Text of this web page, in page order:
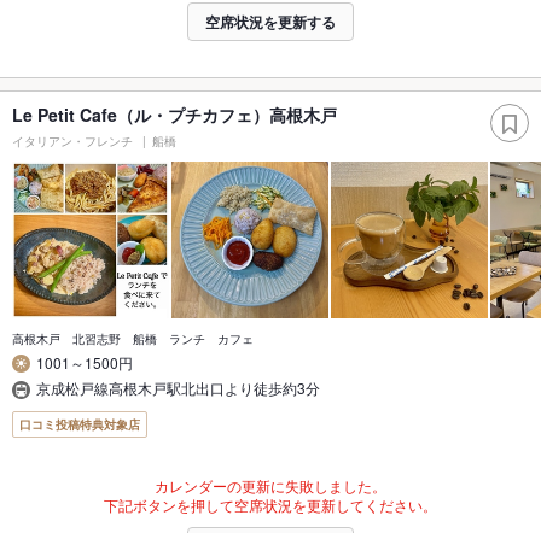
空席状況を更新する
Le Petit Cafe（ル・プチカフェ）高根木戸
イタリアン・フレンチ 船橋
高根木戸 北習志野 船橋 ランチ カフェ
1001～1500円
京成松戸線高根木戸駅北出口より徒歩約3分
口コミ投稿特典対象店
カレンダーの更新に失敗しました。
下記ボタンを押して空席状況を更新してください。